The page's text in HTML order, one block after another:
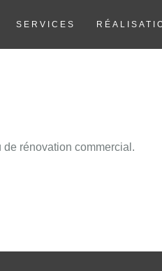
SERVICES
rénovation commercial.